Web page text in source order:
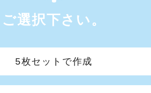
ご選択下さい。
5枚セットで作成